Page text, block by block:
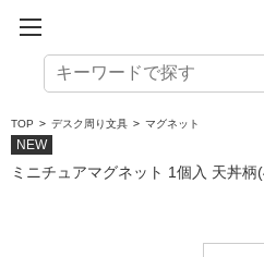
TOP > デスク周り文具 > マグネット
NEW
ミニチュアマグネット 1個入 天丼柄